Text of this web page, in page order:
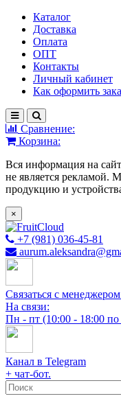
Каталог
Доставка
Оплата
ОПТ
Контакты
Личный кабинет
Как оформить
Сравнение:
Корзина:
Вся информация на
не является рекламой.
продукцию и
×
+7 (981) 036-45-81
Связаться с
На связи:
Пн - пт (10:00 - 18:00
Канал в Telegram
+ чат-бот.